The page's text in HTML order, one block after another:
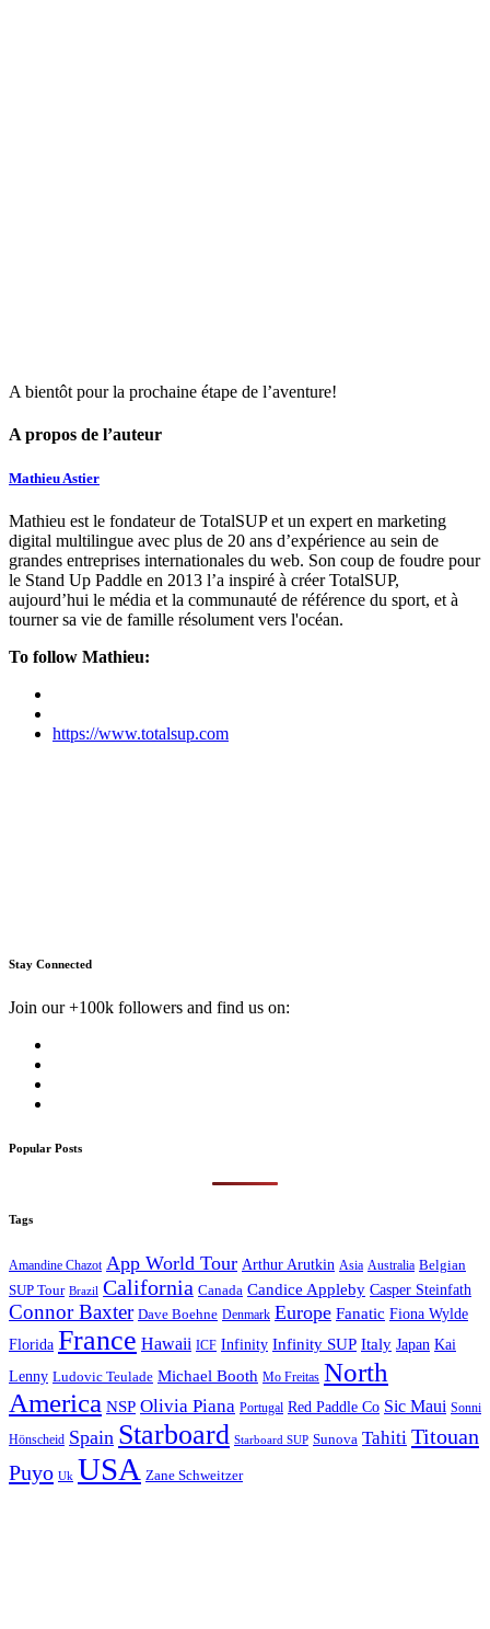
A bientôt pour la prochaine étape de l’aventure!
A propos de l’auteur
Mathieu Astier
Mathieu est le fondateur de TotalSUP et un expert en marketing
digital multilingue avec plus de 20 ans d’expérience au sein de
grandes entreprises internationales du web. Son coup de foudre pour
le Stand Up Paddle en 2013 l’a inspiré à créer TotalSUP,
aujourd’hui le média et la communauté de référence du sport, et à
tourner sa vie de famille résolument vers l'océan.
To follow Mathieu:
https://www.totalsup.com
Stay Connected
Join our +100k followers and find us on:
Popular Posts
Tags
Amandine Chazot App World Tour Arthur Arutkin Asia Australia Belgian
SUP Tour Brazil California Canada Candice Appleby Casper Steinfath
Connor Baxter Dave Boehne Denmark Europe Fanatic Fiona Wylde
Florida France Hawaii ICF Infinity Infinity SUP Italy Japan Kai
Lenny Ludovic Teulade Michael Booth Mo Freitas North
America NSP Olivia Piana Portugal Red Paddle Co Sic Maui Sonni
Hönscheid Spain Starboard Starboard SUP Sunova Tahiti Titouan
Puyo Uk USA Zane Schweitzer